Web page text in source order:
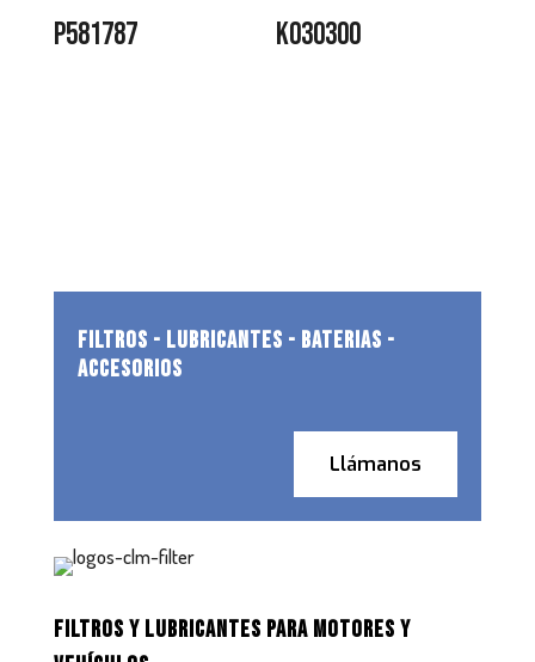
P581787 K030300
FILTROS - LUBRICANTES - BATERIAS -
ACCESORIOS
Llámanos
FILTROS Y LUBRICANTES PARA MOTORES Y